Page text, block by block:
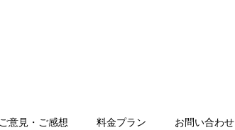
ご意見・ご感想 料金プラン お問い合わせ